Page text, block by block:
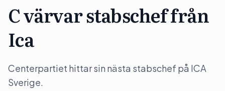
C värvar stabschef från
Ica
Centerpartiet hittar sin nästa stabschef på ICA
Sverige.